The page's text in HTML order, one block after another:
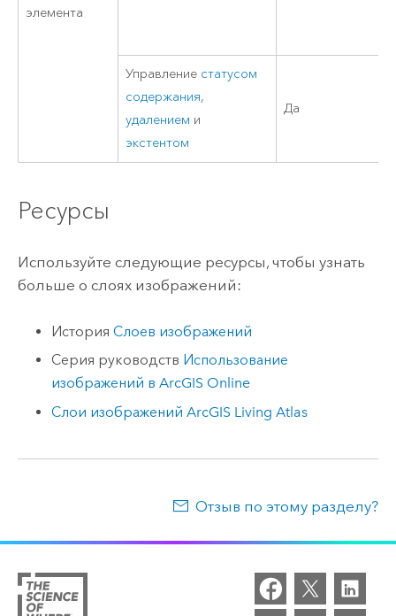
элемента
Управление статусом
содержания,
удалением и
экстентом
Да
Ресурсы
Используйте следующие ресурсы, чтобы узнать
больше о слоях изображений:
ИсторияСлоев изображений
Серия руководств Использование
изображений вArcGIS Online
Слои изображенийArcGIS Living Atlas
Отзыв по этому разделу?